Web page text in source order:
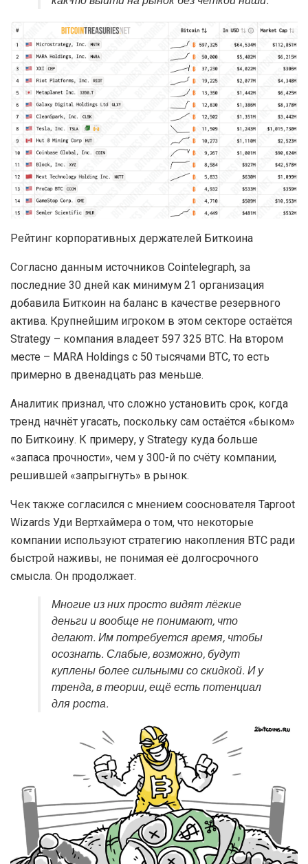
Рейтинг корпоративных держателей Биткоина
Согласно данным источников Cointelegraph, за
последние 30 дней как минимум 21 организация
добавила Биткоин на баланс в качестве резервного
актива. Крупнейшим игроком в этом секторе остаётся
Strategy – компания владеет 597 325 BTC. На втором
месте – MARA Holdings с 50 тысячами BTC, то есть
примерно в двенадцать раз меньше.
Аналитик признал, что сложно установить срок, когда
тренд начнёт угасать, поскольку сам остаётся «быком»
по Биткоину. К примеру, у Strategy куда больше
«запаса прочности», чем у 300-й по счёту компании,
решившей «запрыгнуть» в рынок.
Чек также согласился с мнением сооснователя Taproot
Wizards Уди Вертхаймера о том, что некоторые
компании используют стратегию накопления BTC ради
быстрой наживы, не понимая её долгосрочного
смысла. Он продолжает.
Многие из них просто видят лёгкие
деньги и вообще не понимают, что
делают. Им потребуется время, чтобы
осознать. Слабые, возможно, будут
куплены более сильными со скидкой. И у
тренда, в теории, ещё есть потенциал
для роста.